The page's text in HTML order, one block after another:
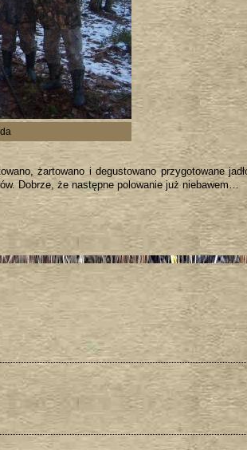
żartowano i degustowano przygotowane
Dobrze, że następne polowanie już niebawem…